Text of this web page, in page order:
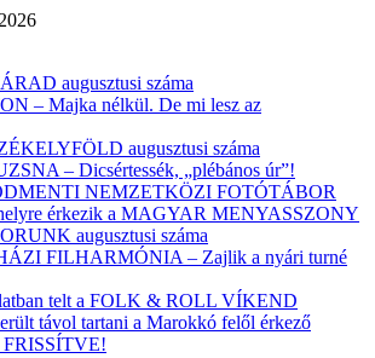
augusztusi száma
– Majka nélkül. De mi lesz az
augusztusi száma
– Dicsértessék, „plébános úr”!
NEMZETKÖZI FOTÓTÁBOR
érkezik a MAGYAR MENYASSZONY
augusztusi száma
FILHARMÓNIA – Zajlik a nyári turné
telt a FOLK & ROLL VÍKEND
távol tartani a Marokkó felől érkező
FRISSÍTVE!